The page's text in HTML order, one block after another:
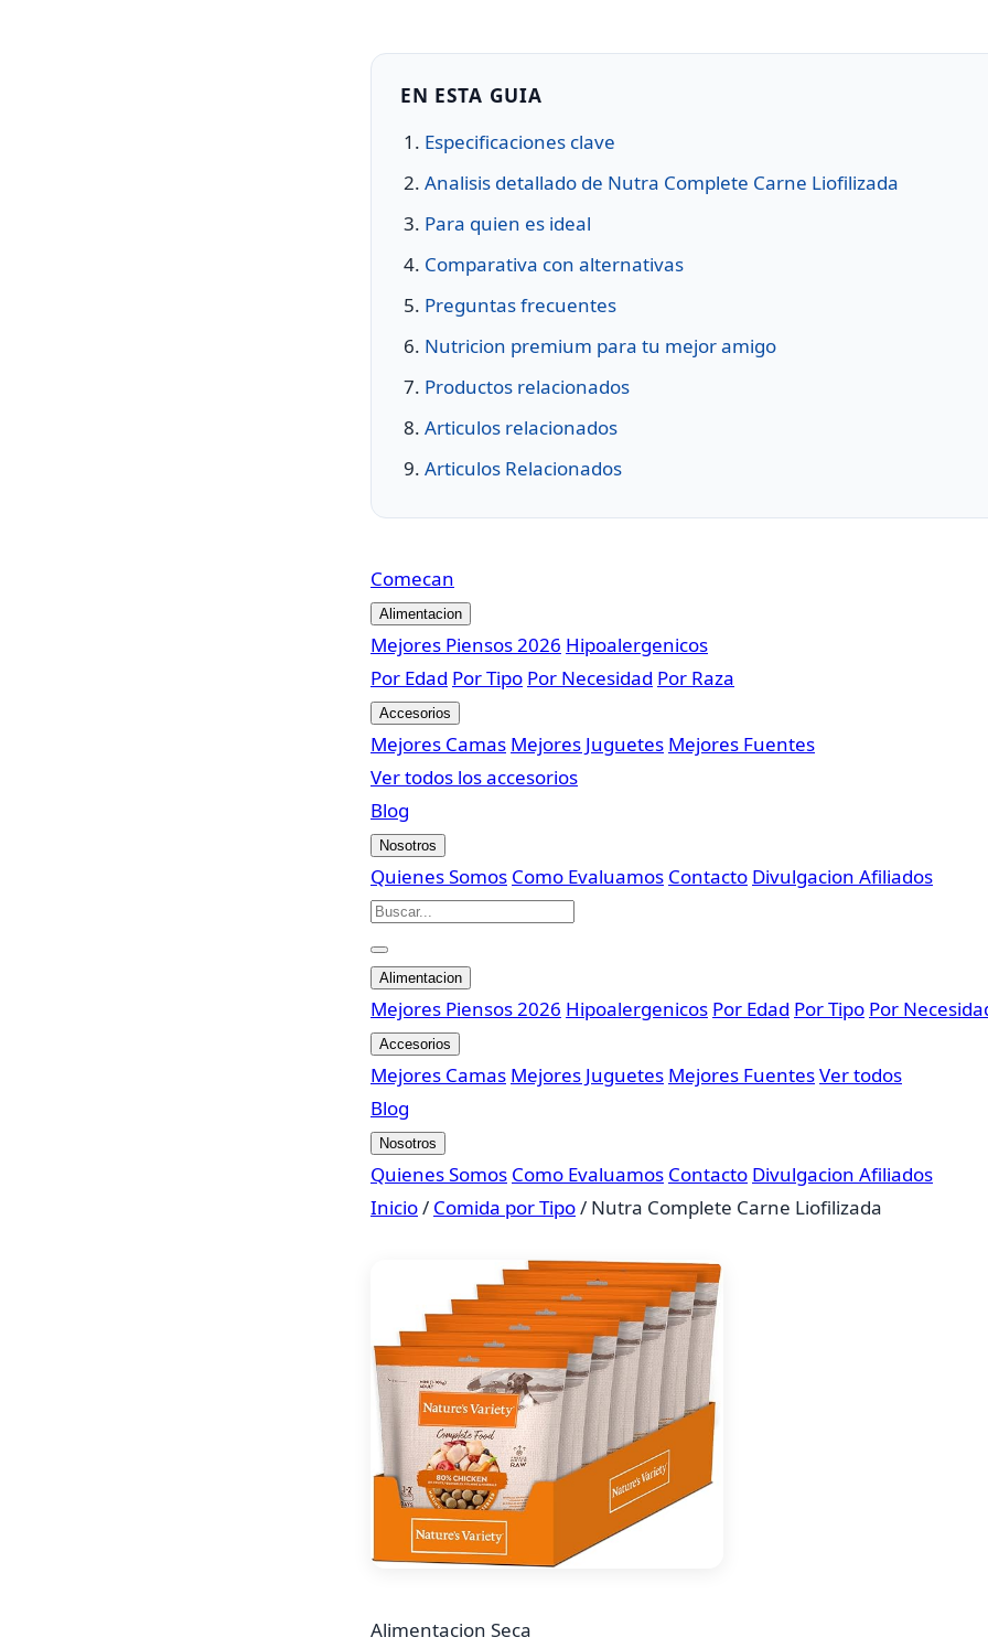
EN ESTA GUIA
Especificaciones clave
Analisis detallado de Nutra Complete Carne Liofilizada
Para quien es ideal
Comparativa con alternativas
Preguntas frecuentes
Nutricion premium para tu mejor amigo
Productos relacionados
Articulos relacionados
Articulos Relacionados
Comecan
Alimentacion
Mejores Piensos 2026 Hipoalergenicos
Por Edad Por Tipo Por Necesidad Por Raza
Accesorios
Mejores Camas Mejores Juguetes Mejores Fuentes
Ver todos los accesorios
Blog
Nosotros
Quienes Somos Como Evaluamos Contacto Divulgacion Afiliados
Alimentacion
Mejores Piensos 2026 Hipoalergenicos Por Edad Por Tipo Por
Accesorios
Mejores Camas Mejores Juguetes Mejores FuentesVer todos
Blog
Nosotros
Quienes Somos Como Evaluamos Contacto Divulgacion Afiliados
Inicio/ Comida por Tipo/ Nutra Complete Carne Liofilizada
Alimentacion Seca